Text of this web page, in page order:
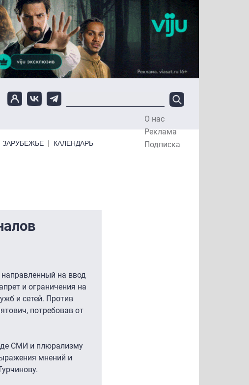
О нас
Реклама
Подписка
ЗАРУБЕЖЬЕ КАЛЕНДАРЬ
на ввод
и ограничения на
и сетей. Против
потребовав от
СМИ и плюрализму
мнений и